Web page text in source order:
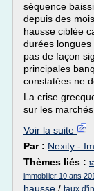
séquence
depuis des
hausse ciblée
durées longues
pas de façon
principales
constatées ne
La crise
sur les
Voir la suite
Par : Nexity -
Thèmes liés :
immobilier 10 ans
hausse / taux